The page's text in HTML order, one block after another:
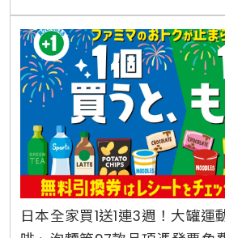
日本全家買1送1連3週！大罐運